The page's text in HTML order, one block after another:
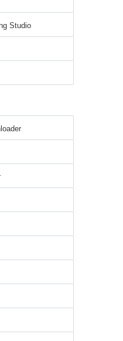
Studio